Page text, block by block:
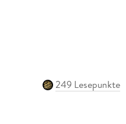
249 Lesepunkte